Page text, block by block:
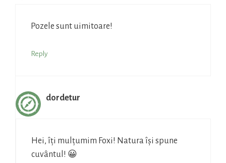
Pozele sunt uimitoare!
Reply
dordetur
Hei, îți mulțumim Foxi! Natura își spune
cuvântul! 😀